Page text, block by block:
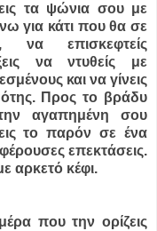
τα ψώνια σου με
για κάτι που θα σε
να επισκεφτείς
να ντυθείς με
και να γίνεις
Προς το βράδυ
αγαπημένη σου
το παρόν σε ένα
επεκτάσεις.
αρκετό κέφι.
που την ορίζεις